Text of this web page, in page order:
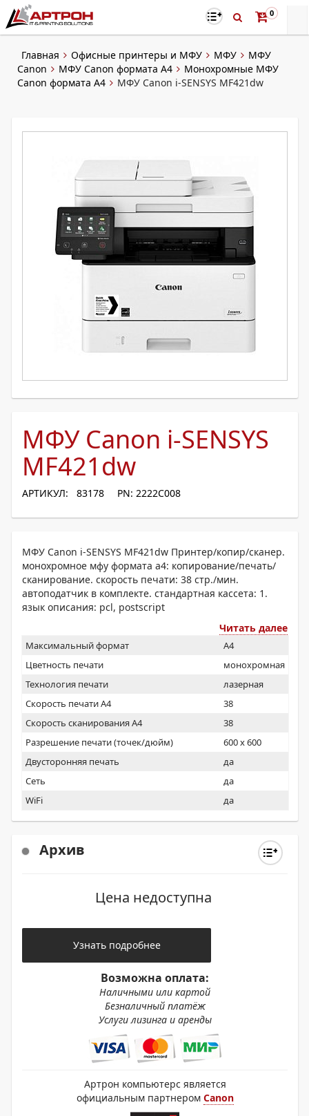
0
Главная Офисные принтеры и МФУ МФУ
МФУ
Canon
МФУ Canon формата А4
Монохромные МФУ
Canon формата А4
МФУ Canon i-SENSYS MF421dw
МФУ Canon i-SENSYS
MF421dw
АРТИКУЛ: 83178 PN: 2222C008
МФУ Canon i-SENSYS MF421dw Принтер/копир/сканер.
монохромное мфу формата а4: копирование/печать/
сканирование. скорость печати: 38 стр./мин.
автоподатчик в комплекте. стандартная кассета: 1.
язык описания: pcl, postscript
Читать далее
Максимальный формат
A4
Цветность печати
монохромная
Технология печати
лазерная
Скорость печати А4
38
Скорость сканирования А4
38
Разрешение печати (точек/дюйм)
600 x 600
Двусторонняя печать
да
Сеть
да
WiFi
да
Архив
Цена недоступна
Узнать подробнее
Возможна оплата:
Наличными или картой
Безналичный платёж
Услуги лизинга и аренды
Артрон компьютерс является
официальным партнером Canon